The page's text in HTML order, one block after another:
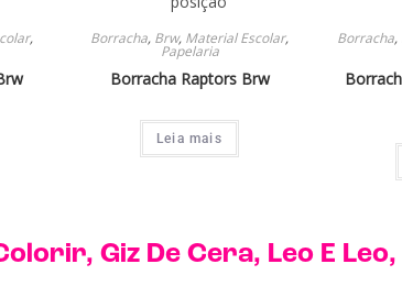
, Borracha, Brw, Material Escolar,
Papelaria
Borracha Raptors Brw
Leia mais
Borracha,
, Giz De Cera, Leo E Leo,